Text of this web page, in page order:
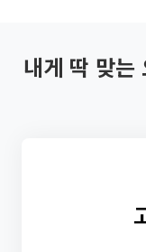
내게 딱 맞는